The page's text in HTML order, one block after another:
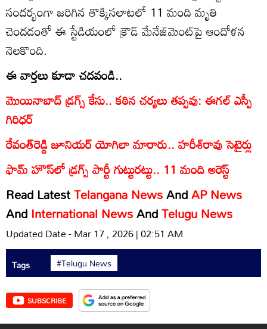
సందర్భంగా జరిగిన తొక్కిసలాటలో 11 మంది మృతి
చెందడంతో ఈ స్టేడియంలో క్రౌడ్‌ మేనేజ్‌మెంట్‌పై ఆందోళన
నెలకొంది.
ఈ వార్తలు కూడా చదవండి..
మొయినాబాద్‌ డ్రగ్స్ కేసు.. కఠిన చర్యలు తప్పవు: ఈగల్‌ ఎస్పీ
గిరిధర్‌
రేవంత్‌రెడ్డి జూనియర్ యోగిలా మారారు.. హరీశ్‌రావు సెటైర్లు
ఫామ్ హౌస్‌లో డ్రగ్స్ పార్టీ గుట్టురట్టు.. 11 మంది అరెస్ట్
Read LatestTelangana NewsAndAP News
And International NewsAndTelugu News
Updated Date - Mar 17 , 2026 | 02:51 AM
Tags #Telugu News
SUBSCRIBE